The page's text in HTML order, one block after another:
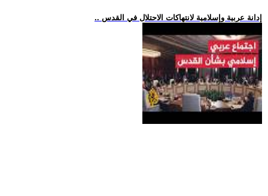
.. إدانة عربية وإسلامية لانتهاكات الاحتلال في القدس